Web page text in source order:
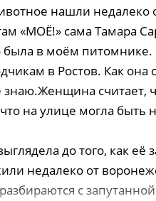
нашли недалеко
«МОЁ!» сама Тамара
была в моём питомнике.
в Ростов. Как она
знаю.Женщина считает,
на улице могла быть
до того, как её
недалеко от
с